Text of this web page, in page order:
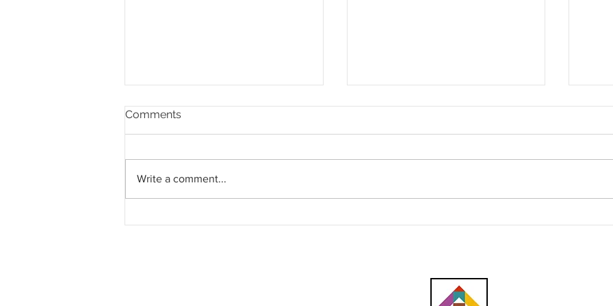
Comments
Write a comment...